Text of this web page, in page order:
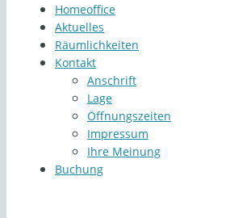
Homeoffice
Aktuelles
Räumlichkeiten
Kontakt
Anschrift
Lage
Öffnungszeiten
Impressum
Ihre Meinung
Buchung